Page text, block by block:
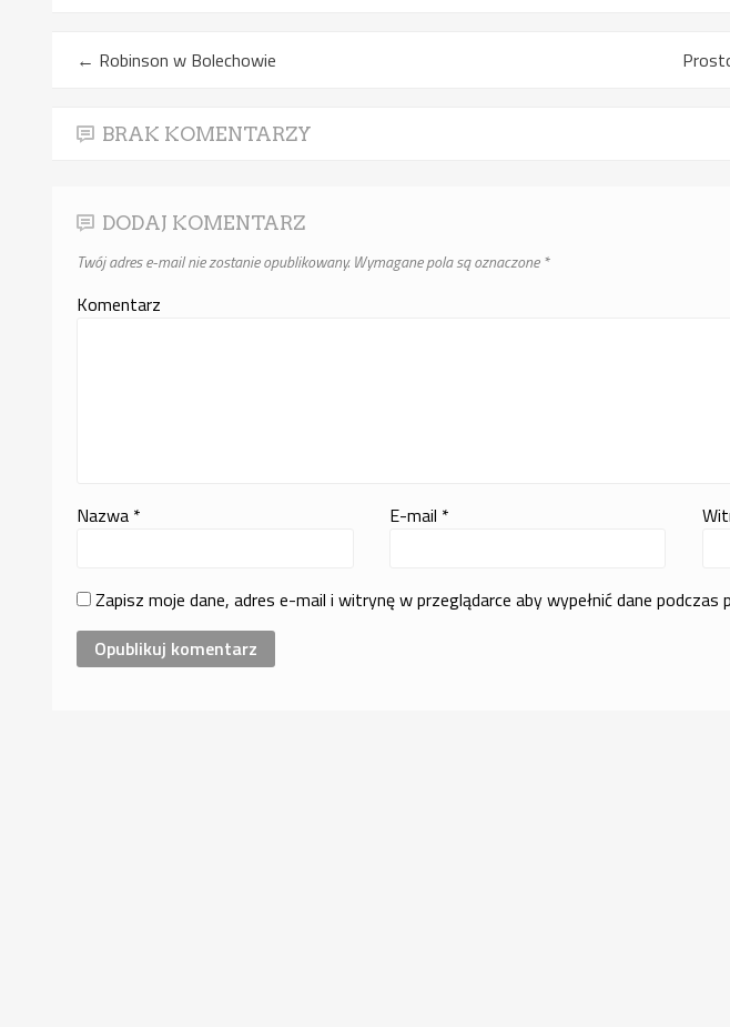
← Robinson w Bolechowie
BRAK KOMENTARZY
DODAJ KOMENTARZ
Twój adres e-mail nie zostanie opublikowany.Wymagane pola są oznaczone*
Komentarz
Nazwa * E-mail *
Zapisz moje dane, adres e-mail i witrynę w przeglądarce aby wypełnić dane podczas